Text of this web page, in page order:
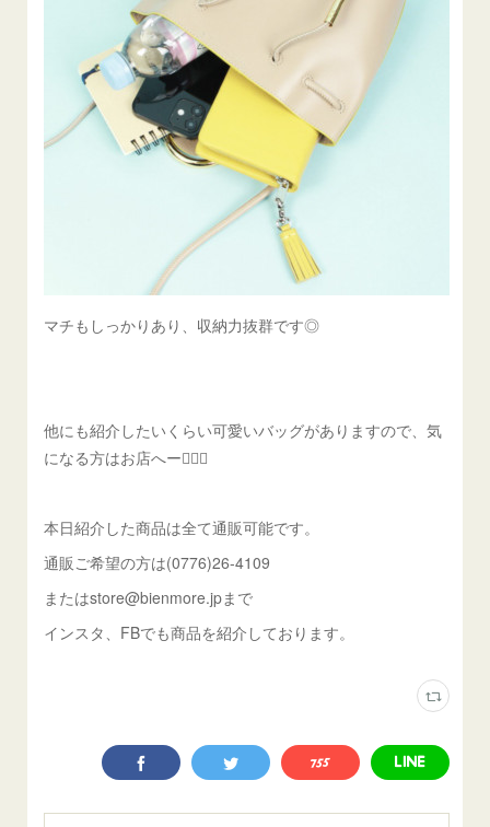
マチもしっかりあり、収納力抜群です◎
他にも紹介したいくらい可愛いバッグがありますので、気
になる方はお店へー🏃‍♂️✨
本日紹介した商品は全て通販可能です。
通販ご希望の方は(0776)26-4109
またはstore@bienmore.jpまで
インスタ、FBでも商品を紹介しております。